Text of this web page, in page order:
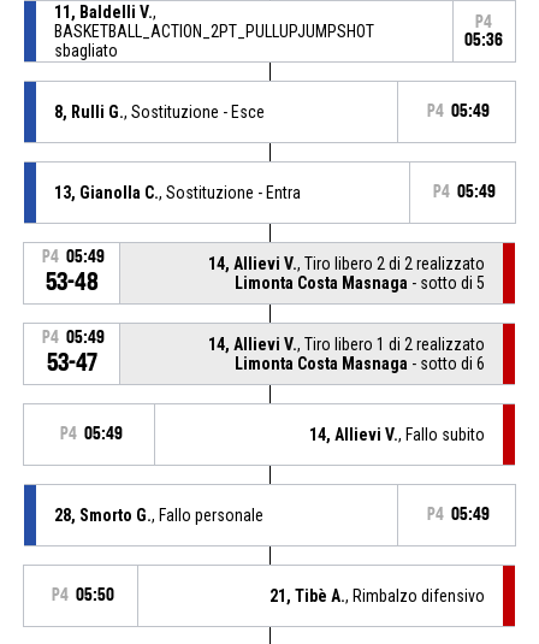
11, Baldelli V.,
BASKETBALL_ACTION_2PT_PULLUPJUMPSHOT
sbagliato
P4
05:36
8, Rulli G., Sostituzione - Esce P4 05:49
13, Gianolla C., Sostituzione - Entra P4 05:49
P4 05:49
53-48
14, Allievi V., Tiro libero 2 di 2 realizzato
Limonta Costa Masnaga - sotto di 5
P4 05:49
53-47
14, Allievi V., Tiro libero 1 di 2 realizzato
Limonta Costa Masnaga - sotto di 6
P4 05:49 14, Allievi V., Fallo subito
28, Smorto G., Fallo personale P4 05:49
P4 05:50 21, Tibè A., Rimbalzo difensivo